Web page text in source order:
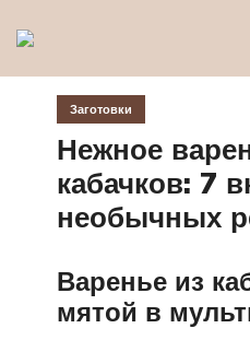
Заготовки
Нежное
кабачков: 7
необычных
Варенье из
мятой в